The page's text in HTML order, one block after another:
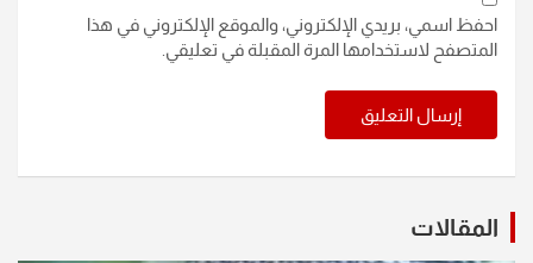
احفظ اسمي، بريدي الإلكتروني، والموقع الإلكتروني في هذا
المتصفح لاستخدامها المرة المقبلة في تعليقي.
المقالات